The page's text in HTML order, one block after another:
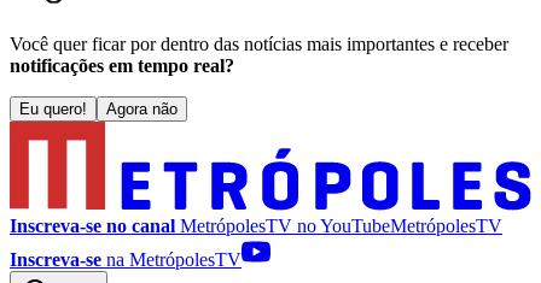
Você quer ficar por dentro das notícias mais importantes e receber
notificações em tempo real?
Eu quero! Agora não
Inscreva-se no canal MetrópolesTV noYouTubeMetrópolesTV
Inscreva-se na MetrópolesTV